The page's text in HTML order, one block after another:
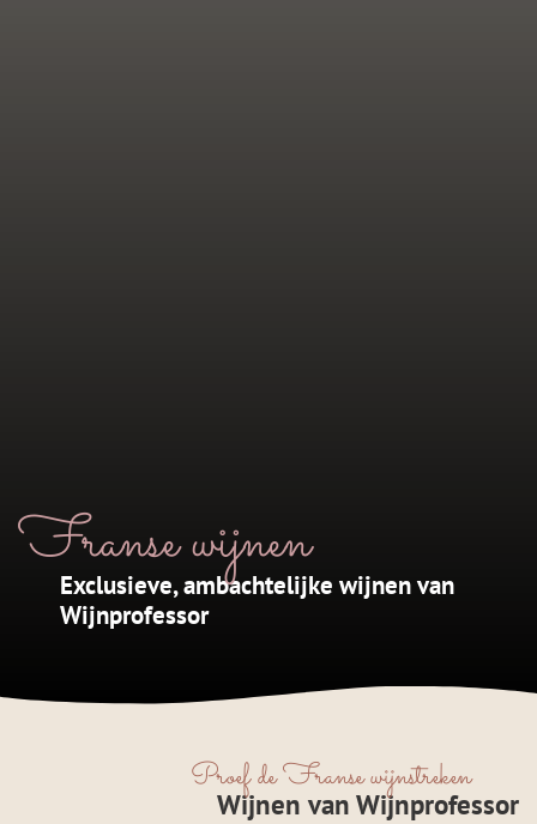
Franse wijnen
Exclusieve, ambachtelijke wijnen van
Wijnprofessor
Proef de Franse wijnstreken
Wijnen van Wijnprofessor